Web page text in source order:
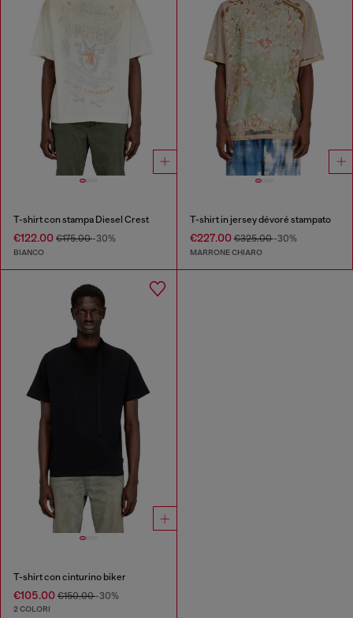
T-shirt con stampa Diesel Crest
€122.00 €175.00-30%
BIANCO
T-shirt in jersey dévoré stampato
€227.00€325.00-30%
MARRONE CHIARO
T-shirt con cinturino biker
€105.00 €150.00-30%
2 COLORI